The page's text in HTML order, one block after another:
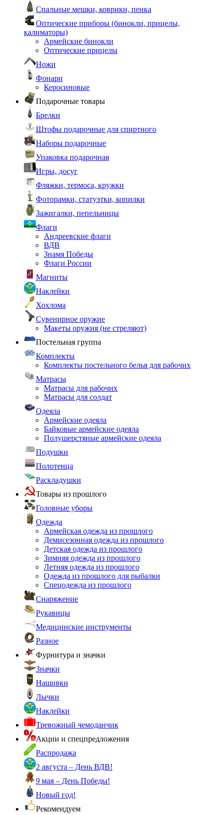
Спальные мешки, коврики, пенка
Оптические приборы (бинокли, прицелы,
калиматоры)
Армейские бинокли
Оптические прицелы
Ножи
Фонари
Керосиновые
Подарочные товары
Брелки
Штофы подарочные для спиртного
Наборы подарочные
Упаковка подарочная
Игры, досуг
Фляжки, термоса, кружки
Фоторамки, статуэтки, копилки
Зажигалки, пепельницы
Флаги
Андреевские флаги
ВДВ
Знамя Победы
Флаги России
Магниты
Наклейки
Хохлома
Сувенирное оружие
Макеты оружия (не стреляют)
Постельная группа
Комплекты
Комплекты постельного белья для рабочих
Матрасы
Матрасы для рабочих
Матрасы для солдат
Одеяла
Армейские одеяла
Байковые армейские одеяла
Полушерстяные армейские одеяла
Подушки
Полотенца
Раскладушки
Товары из прошлого
Головные уборы
Одежда
Армейская одежда из прошлого
Демисезонная одежда из прошлого
Детская одежда из прошлого
Зимняя одежда из прошлого
Летняя одежда из прошлого
Одежда из прошлого для рыбалки
Спецодежда из прошлого
Снаряжение
Рукавицы
Медицинские инструменты
Разное
Фурнитура и значки
Значки
Нашивки
Лычки
Наклейки
Тревожный чемоданчик
Акции и спецпредложения
Распродажа
2 августа – День ВДВ!
9 мая – День Победы!
Новый год!
Рекомендуем